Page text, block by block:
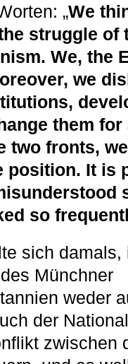
„We
struggle of
We, the
we
them
two fronts,
position. It is
so
sich
Münchner
weder
der
zwischen